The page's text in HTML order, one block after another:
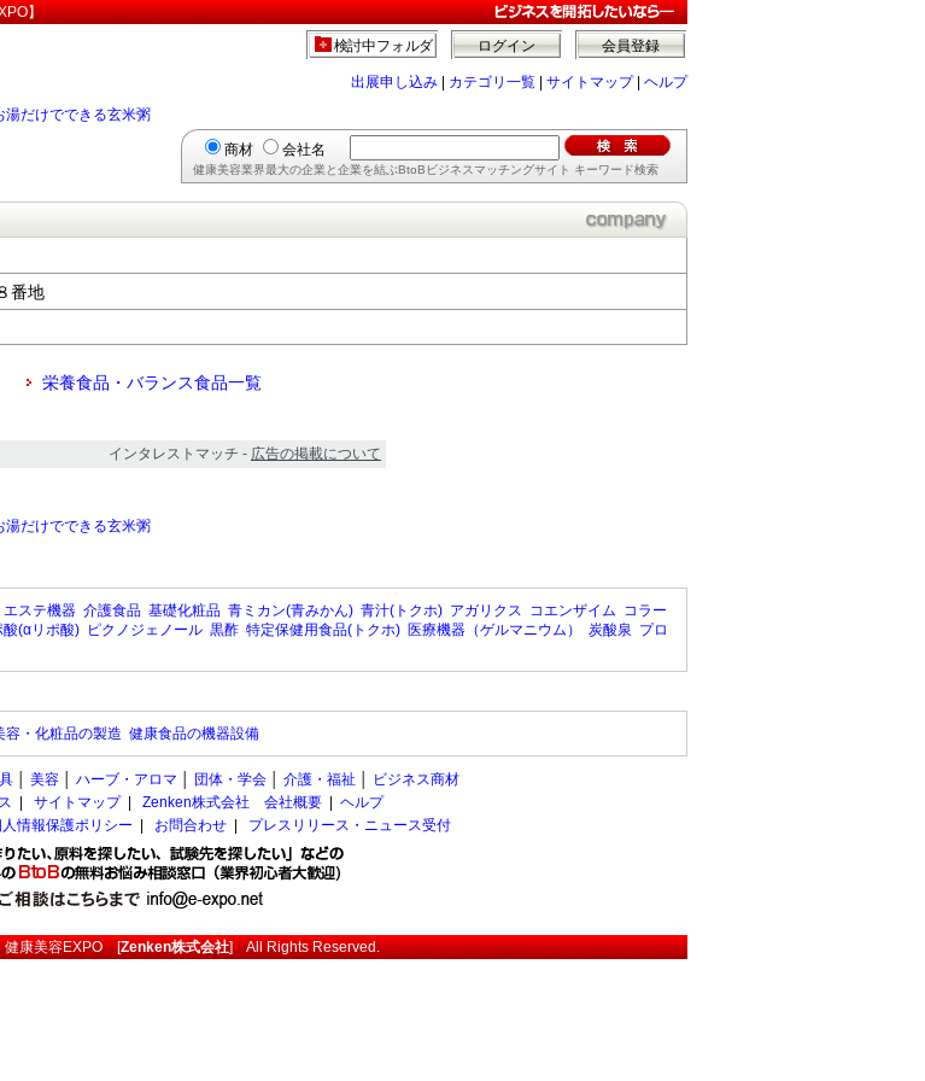
】
会員登録
ログイン
検討中フォルダ
出展申し込み カテゴリ一覧 サイトマップ| ヘルプ
湯だけでできる玄米粥
商材 会社名
健康美容業界最大の企業と企業を結ぶBtoBビジネスマッチングサイト キーワード検索
番地
栄養食品・バランス食品一覧
インタレストマッチ - 広告の掲載について
湯だけでできる玄米粥
エステ機器 介護食品 基礎化粧品 青ミカン(青みかん) 青汁(トクホ) アガリクス コエンザイム コラー
酸(αリポ酸) ピクノジェノール 黒酢 特定保健用食品(トクホ) 医療機器（ゲルマニウム） 炭酸泉 プロ
容・化粧品の製造 健康食品の機器設備
美容 ハーブ・アロマ 団体・学会 介護・福祉
ビジネス商材
サイトマップ| Zenken株式会社 会社概要
ヘルプ
情報保護ポリシー お問合わせ プレスリリース・ニュース受付
健康美容EXPO[Zenken株式会社] All Rights Reserved.